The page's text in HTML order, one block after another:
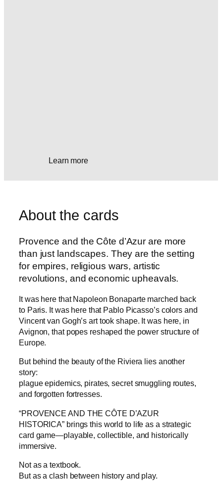
Learn more
About the cards
Provence and the Côte d’Azur are more
than just landscapes. They are the setting
for empires, religious wars, artistic
revolutions, and economic upheavals.
It was here that Napoleon Bonaparte marched back
to Paris. It was here that Pablo Picasso’s colors and
Vincent van Gogh’s art took shape. It was here, in
Avignon, that popes reshaped the power structure of
Europe.
But behind the beauty of the Riviera lies another
story:
plague epidemics, pirates, secret smuggling routes,
and forgotten fortresses.
“PROVENCE AND THE CÔTE D’AZUR
HISTORICA” brings this world to life as a strategic
card game—playable, collectible, and historically
immersive.
Not as a textbook.
But as a clash between history and play.